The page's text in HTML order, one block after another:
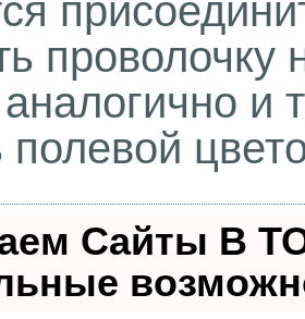
аналогично и
полевой
Сайты В